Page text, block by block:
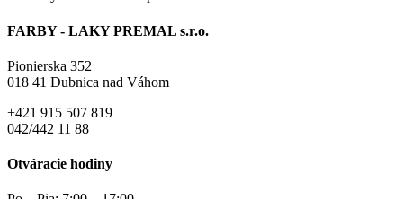
FARBY - LAKY PREMAL s.r.o.
Pionierska 352
018 41 Dubnica nad Váhom
+421 915 507 819
042/442 11 88
Otváracie hodiny